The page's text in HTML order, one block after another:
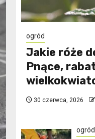
ogród
Jakie róże
Pnące,
30 czerwca, 2026
ogród